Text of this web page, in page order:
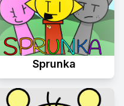
Sprunka